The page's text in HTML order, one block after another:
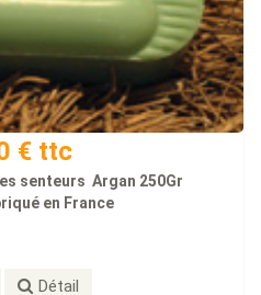
€ ttc
senteurs Argan 250Gr
en France
Détail